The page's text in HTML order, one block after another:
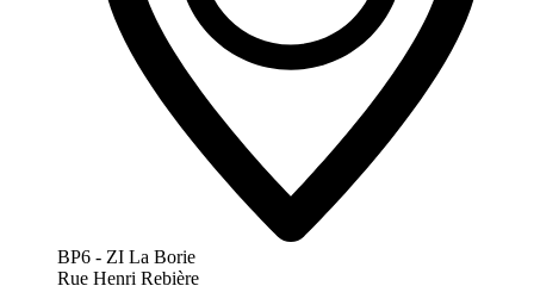
BP6 - ZI La Borie
Rue Henri Rebière